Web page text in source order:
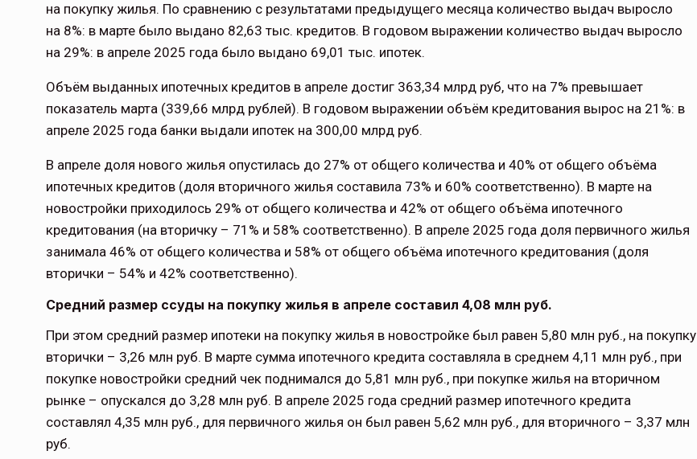
на покупку жилья. По сравнению с результатами предыдущего месяца количество выдач выросло
на 8%: в марте было выдано 82,63 тыс. кредитов. В годовом выражении количество выдач выросло
на 29%: в апреле 2025 года было выдано 69,01 тыс. ипотек.
Объём выданных ипотечных кредитов в апреле достиг 363,34 млрд руб, что на 7% превышает
показатель марта (339,66 млрд рублей). В годовом выражении объём кредитования вырос на 21%: в
апреле 2025 года банки выдали ипотек на 300,00 млрд руб.
В апреле доля нового жилья опустилась до 27% от общего количества и 40% от общего объёма
ипотечных кредитов (доля вторичного жилья составила 73% и 60% соответственно). В марте на
новостройки приходилось 29% от общего количества и 42% от общего объёма ипотечного
кредитования (на вторичку – 71% и 58% соответственно). В апреле 2025 года доля первичного жилья
занимала 46% от общего количества и 58% от общего объёма ипотечного кредитования (доля
вторички – 54% и 42% соответственно).
Средний размер ссуды на покупку жилья в апреле составил 4,08 млн руб.
При этом средний размер ипотеки на покупку жилья в новостройке был равен 5,80 млн руб., на покупку
вторички – 3,26 млн руб. В марте сумма ипотечного кредита составляла в среднем 4,11 млн руб., при
покупке новостройки средний чек поднимался до 5,81 млн руб., при покупке жилья на вторичном
рынке – опускался до 3,28 млн руб. В апреле 2025 года средний размер ипотечного кредита
составлял 4,35 млн руб., для первичного жилья он был равен 5,62 млн руб., для вторичного – 3,37 млн
руб.